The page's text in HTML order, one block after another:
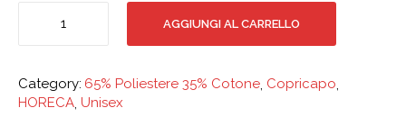
regolabile
quantità
AGGIUNGI AL CARRELLO
Category: 65% Poliestere 35% Cotone Copricapo
HORECA Unisex